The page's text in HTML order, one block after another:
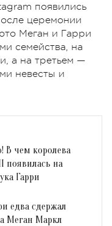
появились
церемонии
Меган и Гарри
семейства, на
а на третьем —
невесты и
В чем королева
появилась на
Гарри
едва сдержал
Меган Маркл